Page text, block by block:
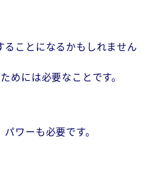
ことになるかもしれません
めには必要なことです。
ワーも必要です。